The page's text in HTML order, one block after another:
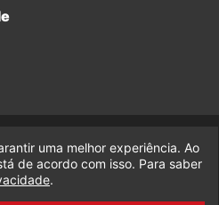
uma empresa da Legado
uma melhor experiência. Ao
de acordo com isso. Para saber
.